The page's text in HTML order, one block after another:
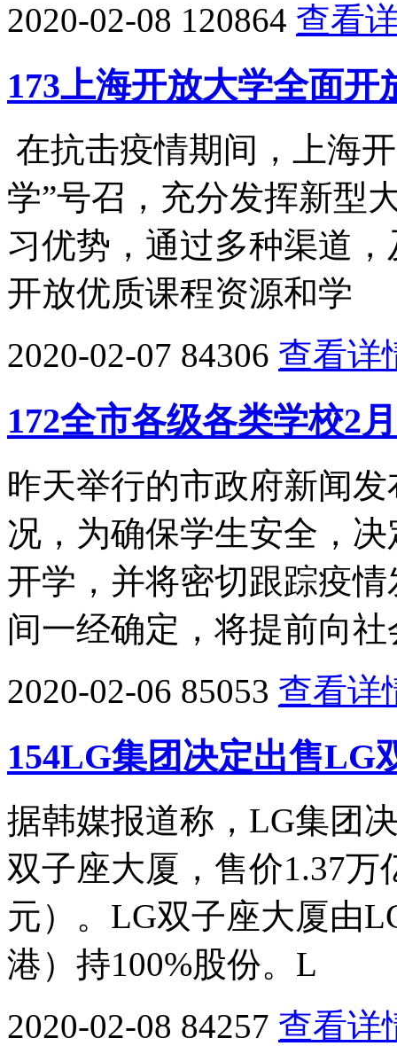
2020-02-08 120864 查看
173上海开放大学全面
在抗击疫情期间，上海
学”号召，充分发挥新型
习优势，通过多种渠道
开放优质课程资源和学
2020-02-07 84306 查看详
172全市各级各类学校2
昨天举行的市政府新闻
况，为确保学生安全，
开学，并将密切跟踪疫
间一经确定，将提前向
2020-02-06 85053 查看详
154LG集团决定出售LG
据韩媒报道称，LG集团
双子座大厦，售价1.37万
元）。LG双子座大厦由
港）持100%股份。L
2020-02-08 84257 查看详